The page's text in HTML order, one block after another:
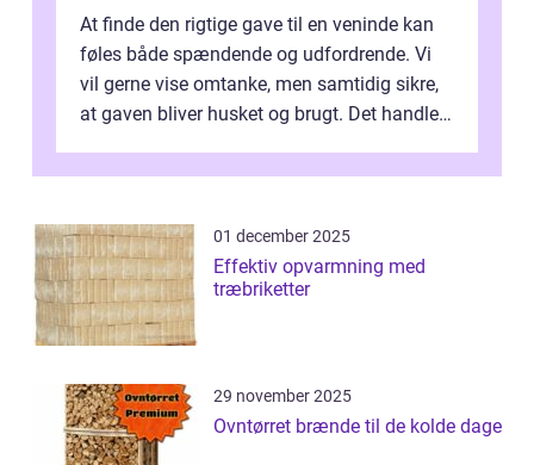
At finde den rigtige gave til en veninde kan
føles både spændende og udfordrende. Vi
vil gerne vise omtanke, men samtidig sikre,
at gaven bliver husket og brugt. Det handler
01 december 2025
Effektiv opvarmning med
træbriketter
29 november 2025
Ovntørret brænde til de kolde dage